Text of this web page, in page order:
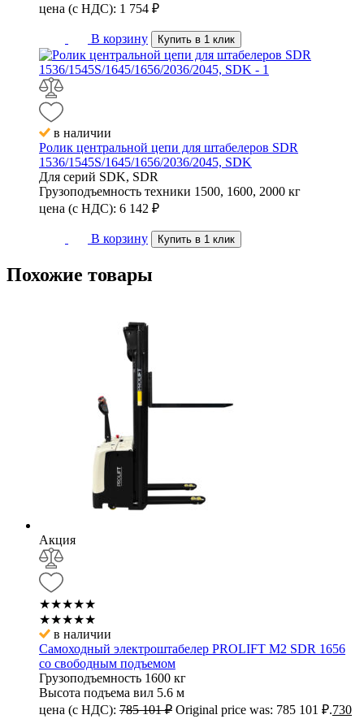
цена (с НДС): 1 754 ₽
В корзину Купить в 1 клик
в наличии
Ролик центральной цепи для штабелеров SDR
1536/1545S/1645/1656/2036/2045, SDK
Для серий SDK, SDR
Грузоподъемность техники 1500, 1600, 2000 кг
цена (с НДС): 6 142 ₽
В корзину Купить в 1 клик
Похожие товары
Акция
★★★★★
★★★★★
в наличии
Самоходный электроштабелер PROLIFT M2 SDR 1656
со свободным подъемом
Грузоподъемность 1600 кг
Высота подъема вил 5.6 м
цена (с НДС): 785 101₽ Original price was: 785 101 ₽.730